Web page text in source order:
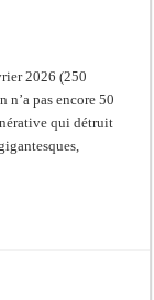
2026 (250
pas encore 50
qui détruit